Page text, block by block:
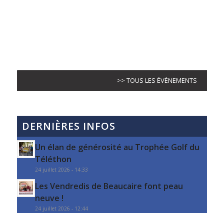
>> TOUS LES ÉVÈNEMENTS
DERNIÈRES INFOS
Un élan de générosité au Trophée Golf du
Téléthon
24 juillet 2026 - 14:33
Les Vendredis de Beaucaire font peau
neuve !
24 juillet 2026 - 12:44